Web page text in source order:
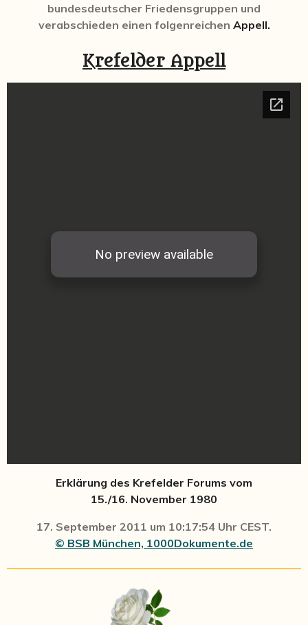
bundesdeutscher Friedensgruppen und
verabschieden einen folgenreichen Appell.
Krefelder Appell
Erklärung des Krefelder Forums vom
15./16. November 1980
17. September 2011 um 10:17:54 Uhr CEST.
© BSB München, 1000Dokumente.de